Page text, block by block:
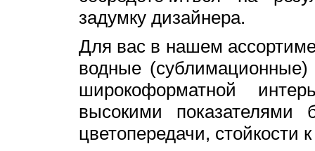
задумку дизайнера.
Для вас в нашем
водные
широкоформатной
высокими показателями
цветопередачи, стойкости